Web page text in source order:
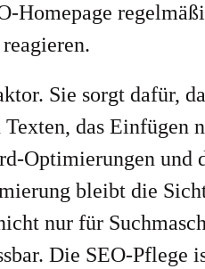
Homepage
Sie sorgt dafür,
das Einfügen
Optimierungen und
bleibt die
nur für
Die SEO-Pflege